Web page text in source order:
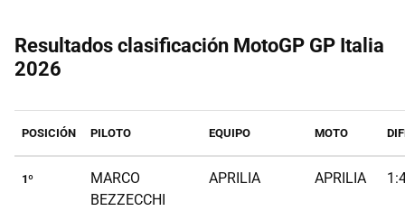
Resultados clasificación MotoGP GP Italia
2026
POSICIÓN PILOTO EQUIPO MOTO
1º
MARCO
BEZZECCHI
APRILIA APRILIA